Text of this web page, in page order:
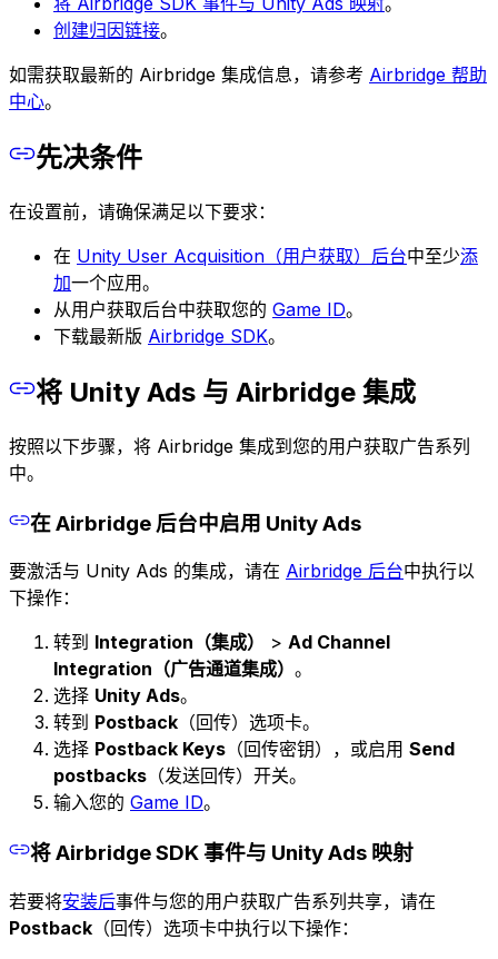
创建归因链接。
如需获取最新的 Airbridge 集成信息，请参考 Airbridge 帮助
中心。
先决条件
在设置前，请确保满足以下要求：
在 Unity User Acquisition（用户获取）后台中至少添
加一个应用。
从用户获取后台中获取您的 Game ID。
下载最新版 Airbridge SDK。
将 Unity Ads 与 Airbridge 集成
按照以下步骤，将 Airbridge 集成到您的用户获取广告系列
中。
在 Airbridge 后台中启用 Unity Ads
要激活与 Unity Ads 的集成，请在 Airbridge 后台中执行以
下操作：
转到 Integration（集成） > Ad Channel
Integration（广告通道集成） 。
选择 Unity Ads。
转到 Postback （回传）选项卡。
选择 Postback Keys （回传密钥），或启用 Send
postbacks （发送回传）开关。
输入您的 Game ID。
将 Airbridge SDK 事件与 Unity Ads 映射
若要将安装后事件与您的用户获取广告系列共享，请在
Postback （回传）选项卡中执行以下操作：